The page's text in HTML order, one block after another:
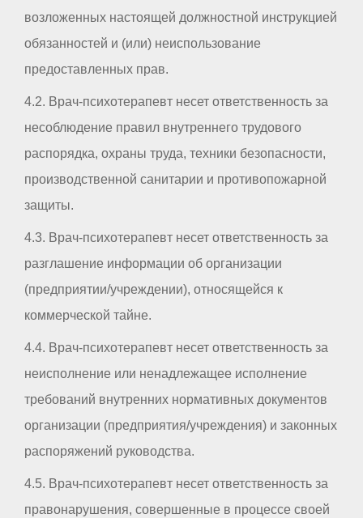
возложенных настоящей должностной инструкцией
обязанностей и (или) неиспользование
предоставленных прав.
4.2. Врач-психотерапевт несет ответственность за
несоблюдение правил внутреннего трудового
распорядка, охраны труда, техники безопасности,
производственной санитарии и противопожарной
защиты.
4.3. Врач-психотерапевт несет ответственность за
разглашение информации об организации
(предприятии/учреждении), относящейся к
коммерческой тайне.
4.4. Врач-психотерапевт несет ответственность за
неисполнение или ненадлежащее исполнение
требований внутренних нормативных документов
организации (предприятия/учреждения) и законных
распоряжений руководства.
4.5. Врач-психотерапевт несет ответственность за
правонарушения, совершенные в процессе своей